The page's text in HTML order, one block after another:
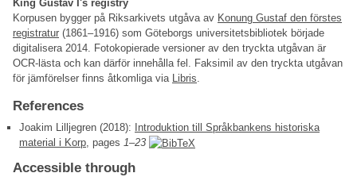
King Gustav I's registry
Korpusen bygger på Riksarkivets utgåva av Konung Gustaf den förstes
registratur (1861–1916) som Göteborgs universitetsbibliotek började
digitalisera 2014. Fotokopierade versioner av den tryckta utgåvan är
OCR-lästa och kan därför innehålla fel. Faksimil av den tryckta utgåvan
för jämförelser finns åtkomliga via Libris.
References
Joakim Lilljegren (2018):
Introduktion till Språkbankens historiska
material i Korp, pages 1–23
Accessible through